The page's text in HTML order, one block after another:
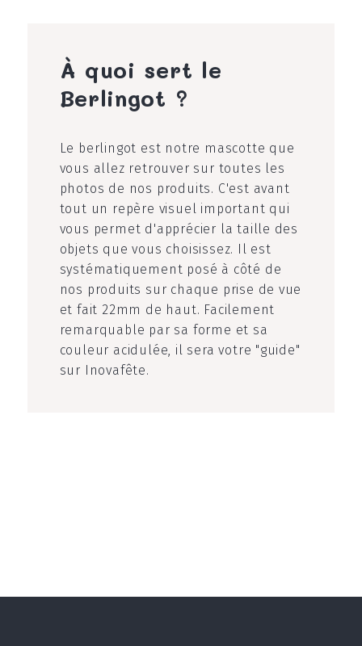
À quoi sert le
Berlingot ?
Le berlingot est notre mascotte que
vous allez retrouver sur toutes les
photos de nos produits. C'est avant
tout un repère visuel important qui
vous permet d'apprécier la taille des
objets que vous choisissez. Il est
systématiquement posé à côté de
nos produits sur chaque prise de vue
et fait 22mm de haut. Facilement
remarquable par sa forme et sa
couleur acidulée, il sera votre "guide"
sur Inovafête.